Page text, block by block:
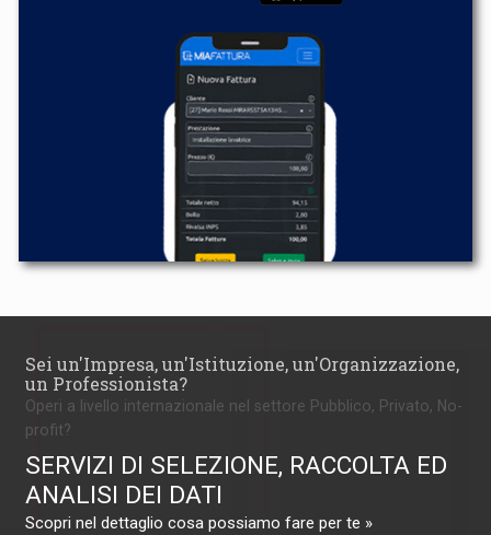
Sei un'Impresa, un'Istituzione, un'Organizzazione,
un Professionista?
Operi a livello internazionale nel settore Pubblico, Privato, No-
profit?
SERVIZI DI SELEZIONE, RACCOLTA ED
ANALISI DEI DATI
Scopri nel dettaglio cosa possiamo fare per te »